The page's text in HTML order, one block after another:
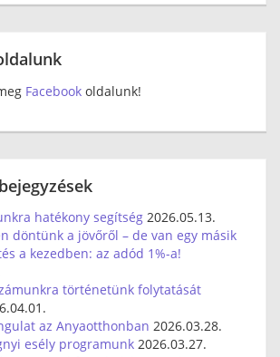
Facebook oldalunk!
hatékony segítség 2026.05.13.
döntünk a jövőről – de van egy másik
a kezedben: az adód 1%-a!
történetünk folytatását
az Anyaotthonban 2026.03.28.
esély programunk 2026.03.27.